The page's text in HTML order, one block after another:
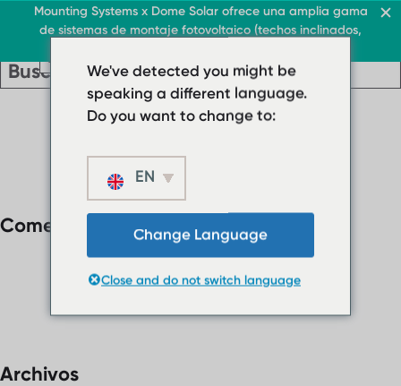
Mounting Systems x Dome Solar ofrece una amplia gama
de sistemas de montaje fotovoltaico (techos inclinados,
Techos planos
› Sistema de cubierta
› Sistema de techo
› FAQ
Contacto
ES
Techo y comercio
Techo y comercio
Techos planos
› Sistema de
cubierta plana
Protector solar
Quiénes somos
Comentarios recientes
Archivos
We've detected you might be
speaking a different language.
Do you want to change to:
EN
Change Language
Close and do not switch language